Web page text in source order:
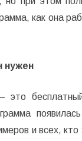
как она
нужен
и всех,